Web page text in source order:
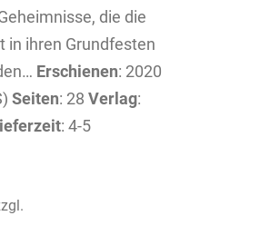
die die
in ihren Grundfesten
Erschienen: 2020
Seiten: 28 Verlag:
: 4-5